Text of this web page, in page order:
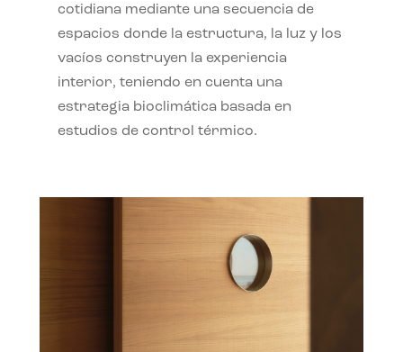
cotidiana mediante una secuencia de
espacios donde la estructura, la luz y los
vacíos construyen la experiencia
interior, teniendo en cuenta una
estrategia bioclimática basada en
estudios de control térmico.